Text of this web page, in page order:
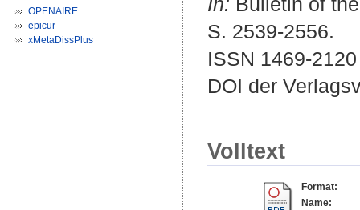
OPENAIRE
epicur
xMetaDissPlus
S. 2539-2556.
ISSN 1469-2120
DOI der
Volltext
Format:
Name: